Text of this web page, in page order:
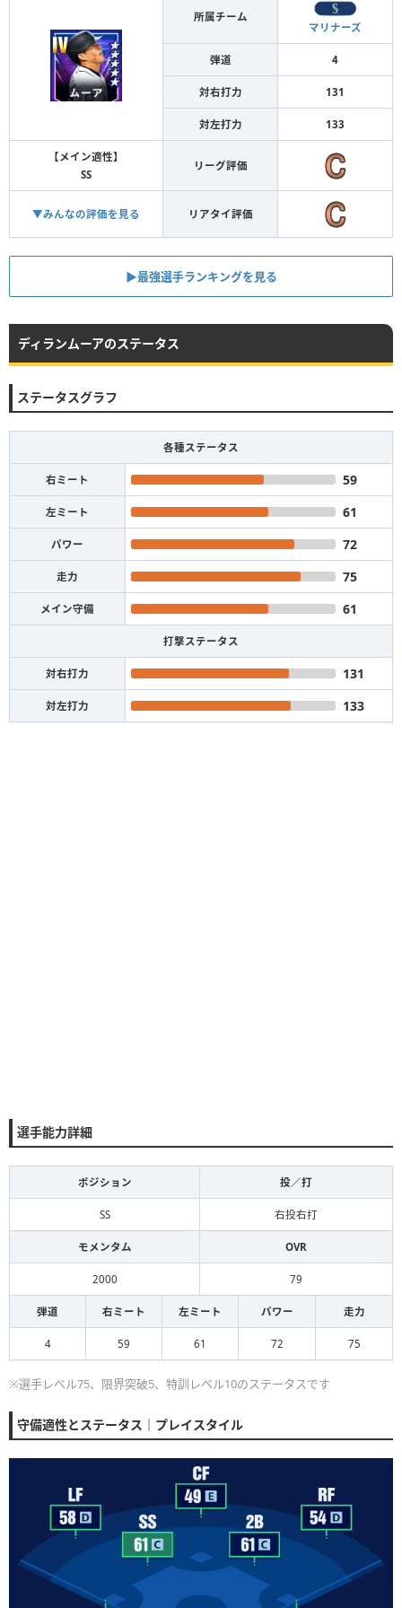
所属チーム
マリナーズ
弾道 4
対右打力 131
対左打力 133
【メイン適性】
SS
リーグ評価
▼みんなの評価を見る リアタイ評価
▶︎最強選手ランキングを見る
ディランムーアのステータス
ステータスグラフ
各種ステータス
右ミート 59
左ミート 61
パワー 72
走力 75
メイン守備 61
打撃ステータス
対右打力 131
対左打力 133
選手能力詳細
ポジション 投／打
SS 右投右打
モメンタム OVR
2000 79
弾道 右ミート 左ミート パワー 走力
4 59 61 72 75
※選手レベル75、限界突破5、特訓レベル10のステータスです
守備適性とステータス｜プレイスタイル